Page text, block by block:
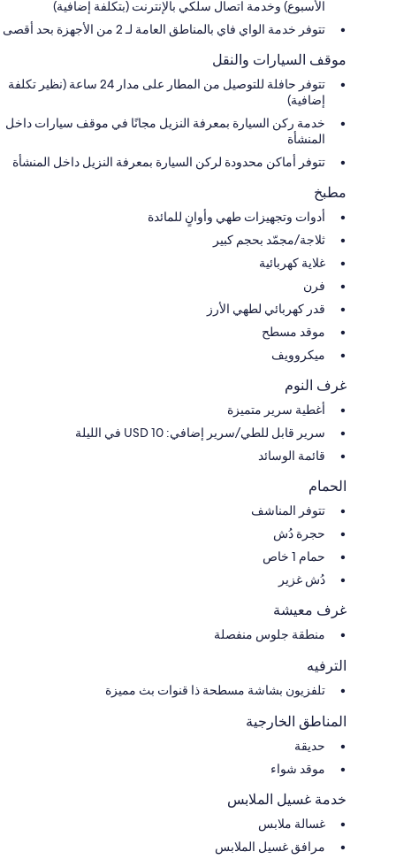
الأسبوع) وخدمة اتصال سلكي بالإنترنت (بتكلفة إضافية)
تتوفر خدمة الواي فاي بالمناطق العامة لـ 2 من الأجهزة بحد أقصى
موقف السيارات والنقل
تتوفر حافلة للتوصيل من المطار على مدار 24 ساعة (نظير تكلفة
إضافية)
خدمة ركن السيارة بمعرفة النزيل مجانًا في موقف سيارات داخل
المنشأة
تتوفر أماكن محدودة لركن السيارة بمعرفة النزيل داخل المنشأة
مطبخ
أدوات وتجهيزات طهي وأوانٍ للمائدة
ثلاجة/مجمّد بحجم كبير
غلاية كهربائية
فرن
قدر كهربائي لطهي الأرز
موقد مسطح
ميكروويف
غرف النوم
أغطية سرير متميزة
سرير قابل للطي/سرير إضافي: USD 10 في الليلة
قائمة الوسائد
الحمام
تتوفر المناشف
حجرة دُش
حمام 1 خاص
دُش غزير
غرف معيشة
منطقة جلوس منفصلة
الترفيه
تلفزيون بشاشة مسطحة ذا قنوات بث مميزة
المناطق الخارجية
حديقة
موقد شواء
خدمة غسيل الملابس
غسالة ملابس
مرافق غسيل الملابس